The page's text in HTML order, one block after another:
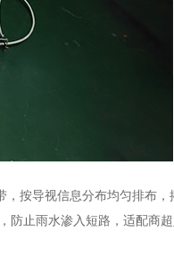
按导视信息分布均匀排布，
防止雨水渗入短路，适配商